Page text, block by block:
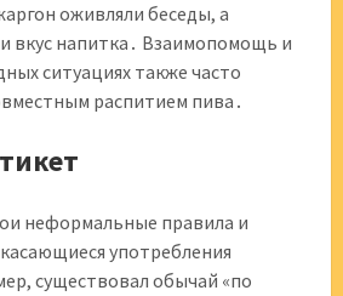
оживляли беседы, а
вкус напитка․ Взаимопомощь и
ситуациях также часто
распитием пива․
неформальные правила и
употребления
существовал обычай «по